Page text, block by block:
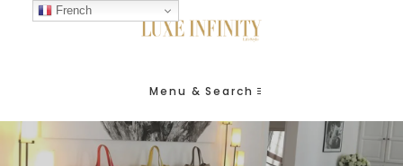
Menu & Search
French